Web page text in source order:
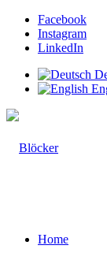
Facebook
Instagram
LinkedIn
Home